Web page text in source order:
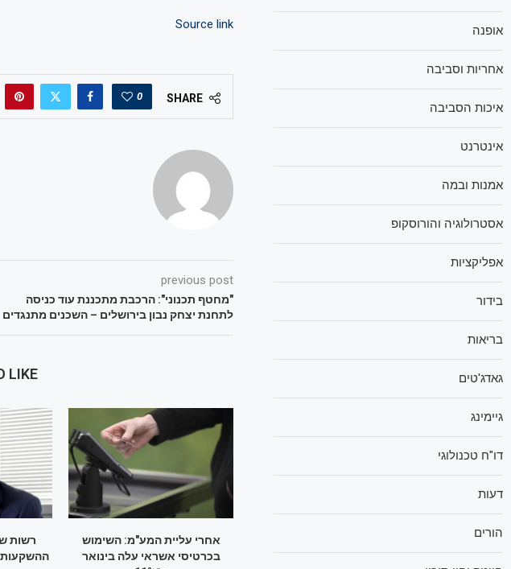
Source link
SHARE
0
previous post
"מחטף תכנוני": הרכבת מתכננת עוד כניסה
לתחנת יצחק נבון בירושלים – השכנים מתנגדים
LIKE
רשות
אחרי עליית המע"מ: השימוש
בכרטיסי אשראי עלה בינואר
אופנה
אחריות וסביבה
איכות הסביבה
אינטרנט
אמנות ובמה
אסטרולוגיה והורוסקופ
אפליקציות
בידור
בריאות
גאדג'טים
גיימינג
דו"ח טכנולוגי
דעות
הורים